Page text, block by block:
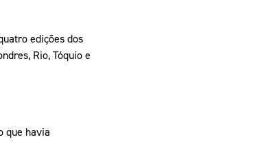
edições dos
Rio, Tóquio e
que havia